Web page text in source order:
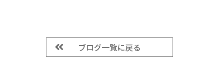
ブログ一覧に戻る